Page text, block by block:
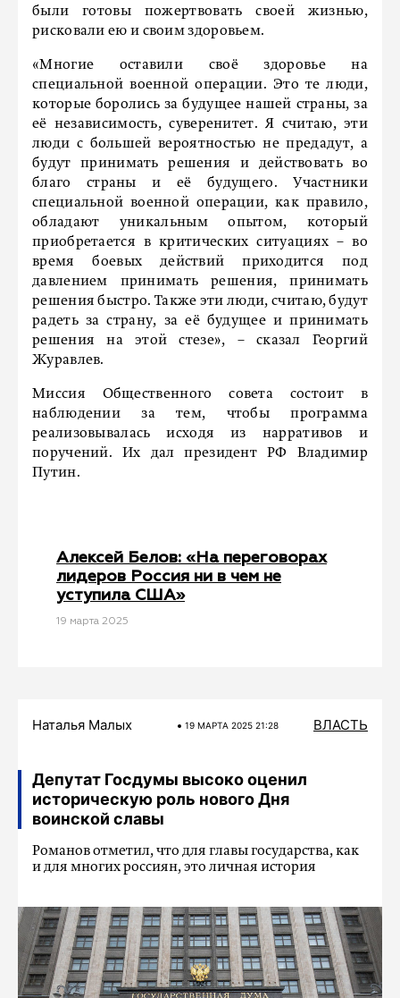
были готовы пожертвовать своей жизнью,
рисковали ею и своим здоровьем.
«Многие оставили своё здоровье на
специальной военной операции. Это те люди,
которые боролись за будущее нашей страны, за
её независимость, суверенитет. Я считаю, эти
люди с большей вероятностью не предадут, а
будут принимать решения и действовать во
благо страны и её будущего. Участники
специальной военной операции, как правило,
обладают уникальным опытом, который
приобретается в критических ситуациях – во
время боевых действий приходится под
давлением принимать решения, принимать
решения быстро. Также эти люди, считаю, будут
радеть за страну, за её будущее и принимать
решения на этой стезе», – сказал Георгий
Журавлев.
Миссия Общественного совета состоит в
наблюдении за тем, чтобы программа
реализовывалась исходя из нарративов и
поручений. Их дал президент РФ Владимир
Путин.
Алексей Белов: «На переговорах
лидеров Россия ни в чем не
уступила США»
19 мартa 2025
Наталья Малых 19 МАРТA 2025 21:28 ВЛАСТЬ
Депутат Госдумы высоко оценил
историческую роль нового Дня
воинской славы
Романов отметил, что для главы государства, как
и для многих россиян, это личная история